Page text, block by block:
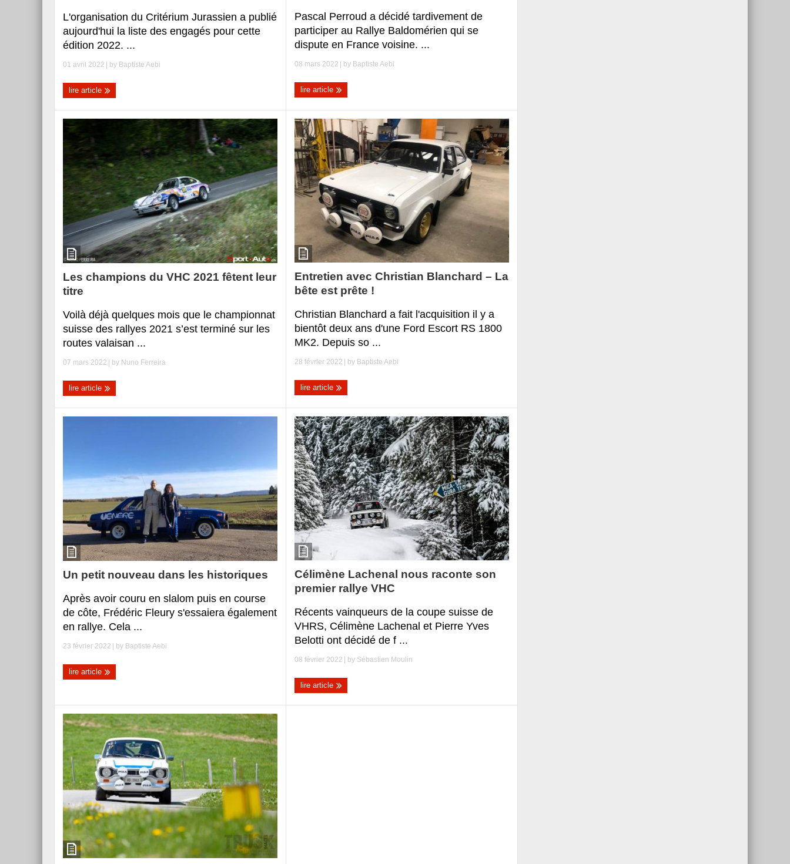
L'organisation du Critérium Jurassien a publié
aujourd'hui la liste des engagés pour cette
édition 2022. ...
01 avril 2022 | by Baptiste Aebi
lire article
Pascal Perroud a décidé tardivement de
participer au Rallye Baldomérien qui se
dispute en France voisine. ...
08 mars 2022 | by Baptiste Aebi
lire article
Les champions du VHC 2021 fêtent leur
titre
Voilà déjà quelques mois que le championnat
suisse des rallyes 2021 s’est terminé sur les
routes valaisan ...
07 mars 2022 | by Nuno Ferreira
lire article
Entretien avec Christian Blanchard – La
bête est prête !
Christian Blanchard a fait l'acquisition il y a
bientôt deux ans d'une Ford Escort RS 1800
MK2. Depuis so ...
28 février 2022 | by Baptiste Aebi
lire article
Un petit nouveau dans les historiques
Après avoir couru en slalom puis en course
de côte, Frédéric Fleury s'essaiera également
en rallye. Cela ...
23 février 2022 | by Baptiste Aebi
lire article
Célimène Lachenal nous raconte son
premier rallye VHC
Récents vainqueurs de la coupe suisse de
VHRS, Célimène Lachenal et Pierre Yves
Belotti ont décidé de f ...
08 février 2022 | by Sébastien Moulin
lire article